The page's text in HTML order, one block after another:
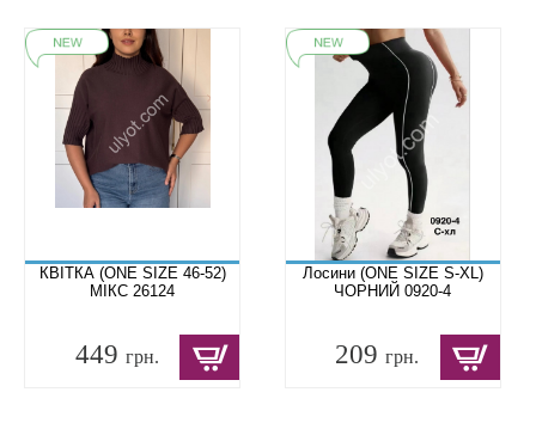
КВІТКА (ONE SIZE 46-52)
МІКС 26124
449 грн.
Лосини (ONE SIZE S-XL)
ЧОРНИЙ 0920-4
209грн.